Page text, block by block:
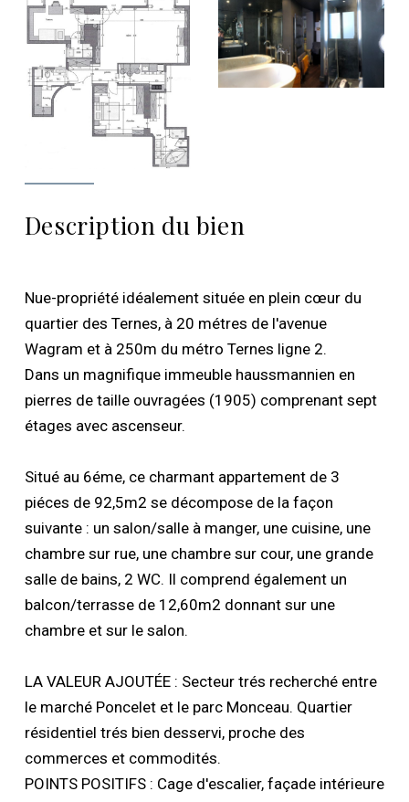
Description du bien
Nue-propriété idéalement située en plein cœur du
quartier des Ternes, à 20 métres de l'avenue
Wagram et à 250m du métro Ternes ligne 2.
Dans un magnifique immeuble haussmannien en
pierres de taille ouvragées (1905) comprenant sept
étages avec ascenseur.
Situé au 6éme, ce charmant appartement de 3
piéces de 92,5m2 se décompose de la façon
suivante : un salon/salle à manger, une cuisine, une
chambre sur rue, une chambre sur cour, une grande
salle de bains, 2 WC. Il comprend également un
balcon/terrasse de 12,60m2 donnant sur une
chambre et sur le salon.
LA VALEUR AJOUTÉE : Secteur trés recherché entre
le marché Poncelet et le parc Monceau. Quartier
résidentiel trés bien desservi, proche des
commerces et commodités.
POINTS POSITIFS : Cage d'escalier, façade intérieure